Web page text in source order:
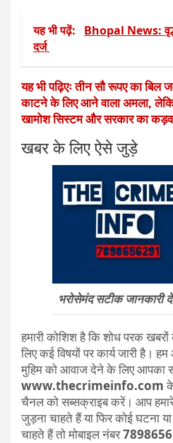
यह भी पढ़ें:
Bhopal News:
दर्ज
यह भी पढ़िएः तीन सौ रूपए का बिल
काटने के लिए आने वाला अमला,
खामोश सिस्टम और सरकार का
खबर के लिए ऐसे जुड़े
भरोसेमंद सटीक जानकारी
हमारी कोशिश है कि शोध परक
लिए कई विषयों पर कार्य जारी है।
मुहिम को आवाज देने के लिए आपका
www.thecrimeinfo.com
चैनल को सब्सक्राइब करें। आप
जुड़ना चाहते हैं या फिर कोई घटना
चाहते हैं तो मोबाइल नंबर